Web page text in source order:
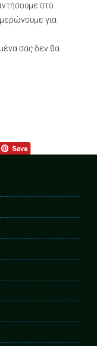
στο
για
σας δεν θα